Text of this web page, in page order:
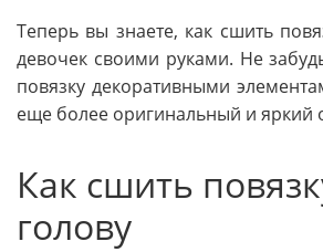
Теперь вы знаете, как сшить
девочек своими руками. Не
повязку декоративными
еще более оригинальный и яркий
Как сшить
голову